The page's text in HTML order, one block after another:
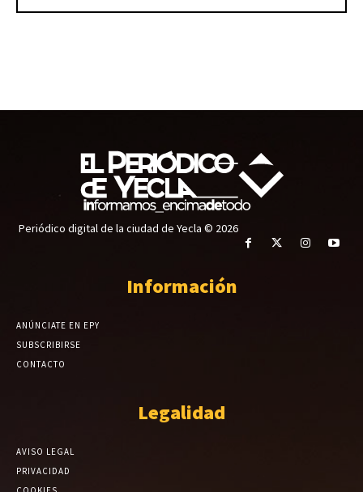
Periódico digital de la ciudad de Yecla © 2026
Información
ANÚNCIATE EN EPY
SUBSCRIBIRSE
CONTACTO
Legalidad
AVISO LEGAL
PRIVACIDAD